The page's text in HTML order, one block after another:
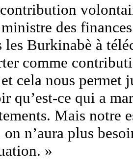
des
les Burkinabè à
comme
cela nous permet
qu’est-ce qui a
Mais notre
n’aura plus
»